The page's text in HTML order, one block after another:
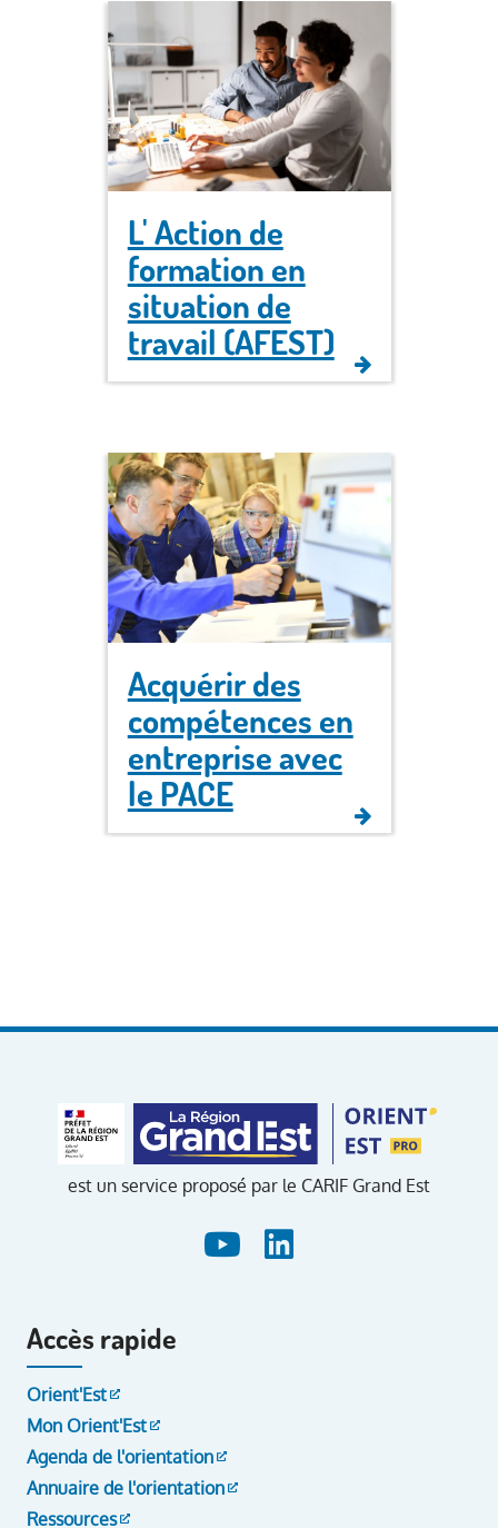
L' Action de
formation en
situation de
travail (AFEST)
Acquérir des
compétences en
entreprise avec
le PACE
est un service proposé par le CARIF Grand Est
Accès rapide
Orient'Est
Mon Orient'Est
Agenda de l'orientation
Annuaire de l'orientation
Ressources